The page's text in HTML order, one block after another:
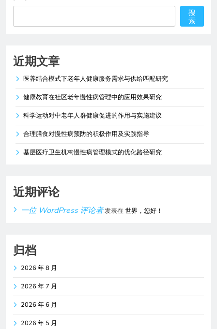
搜
索
近期文章
医养结合模式下老年人健康服务需求与供给匹配研究
健康教育在社区老年慢性病管理中的应用效果研究
科学运动对中老年人群健康促进的作用与实施建议
合理膳食对慢性病预防的积极作用及实践指导
基层医疗卫生机构慢性病管理模式的优化路径研究
近期评论
一位 WordPress 评论者发表在世界，您好！
归档
2026 年 8 月
2026 年 7 月
2026 年 6 月
2026 年 5 月